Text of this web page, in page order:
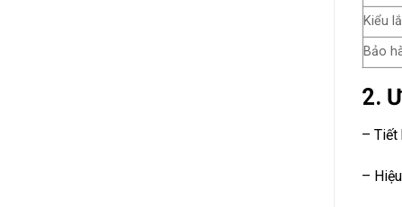
Kiểu
Bảo
2.
– Tiết
–